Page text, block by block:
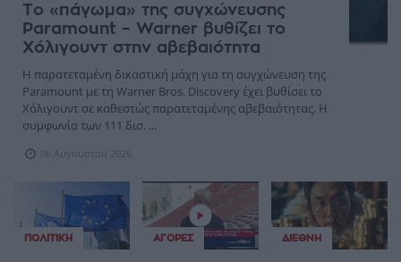
Το «πάγωμα» της συγχώνευσης
Paramount – Warner βυθίζει το
Χόλιγουντ στην αβεβαιότητα
Η παρατεταμένη δικαστική μάχη για τη συγχώνευση της
Paramount με τη Warner Bros. Discovery έχει βυθίσει το
Χόλιγουντ σε καθεστώς παρατεταμένης αβεβαιότητας. Η
συμφωνία των 111 δισ. ...
06 Αυγούστου 2026
ΠΟΛΙΤΙΚΉ ΑΓΟΡΈΣ ΔΙΕΘΝΉ